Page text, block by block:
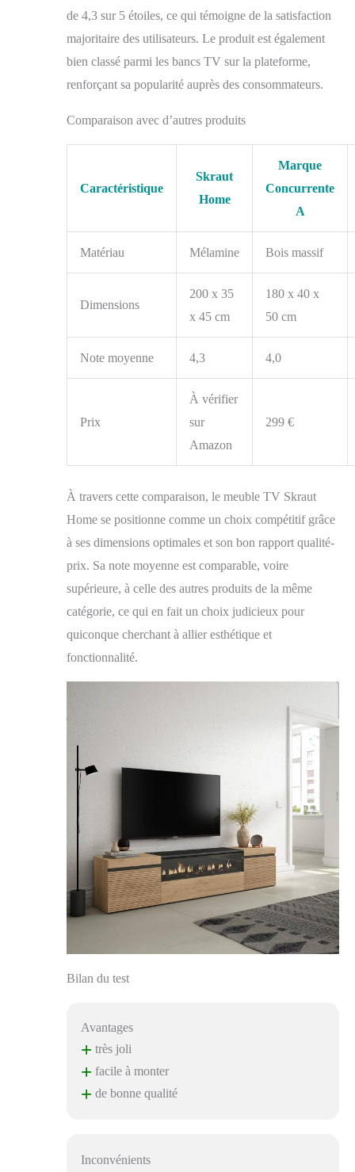
excellent service après-
vente, avec un stock
permanent de pièces de
rechange. La cheminée
en étant branchée à
n'utilise pas de piles.
La télécommande
nécessite des piles, qui
ne sont pas incluses.
de 4,3 sur 5 étoiles, ce qui témoigne de la satisfaction
majoritaire des utilisateurs. Le produit est également
bien classé parmi les bancs TV sur la plateforme,
renforçant sa popularité auprès des consommateurs.
Comparaison avec d’autres produits
Caractéristique
Skraut
Home
Marque
Concurrente
A
Matériau Mélamine Bois massif
Dimensions
200 x 35
x 45 cm
180 x 40 x
50 cm
Note moyenne 4,3 4,0
Prix
À vérifier
sur
Amazon
299 €
À travers cette comparaison, le meuble TV Skraut
Home se positionne comme un choix compétitif grâce
à ses dimensions optimales et son bon rapport qualité-
prix. Sa note moyenne est comparable, voire
supérieure, à celle des autres produits de la même
catégorie, ce qui en fait un choix judicieux pour
quiconque cherchant à allier esthétique et
fonctionnalité.
Bilan du test
Avantages
+ très joli
+ facile à monter
+ de bonne qualité
Inconvénients